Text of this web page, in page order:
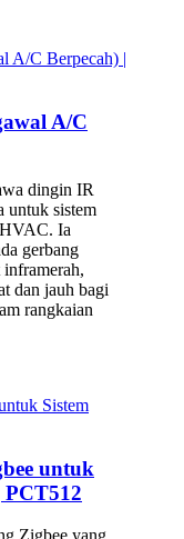
A/C
dingin IR
untuk sistem
Ia
gerbang
inframerah,
dan jauh bagi
rangkaian
untuk
PCT512